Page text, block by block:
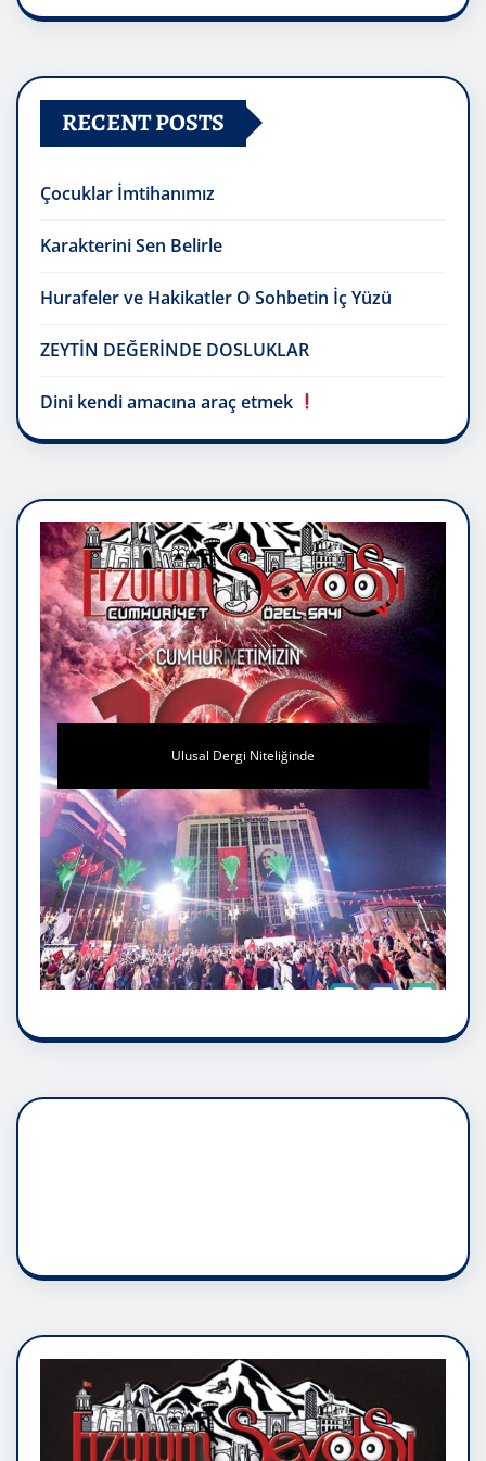
RECENT POSTS
Çocuklar İmtihanımız
Karakterini Sen Belirle
Hurafeler ve Hakikatler O Sohbetin İç Yüzü
ZEYTİN DEĞERİNDE DOSLUKLAR
Dini kendi amacına araç etmek
Ulusal Dergi Niteliğinde